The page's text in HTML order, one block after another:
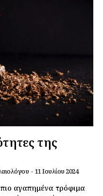
τώρα!
της
- 11 Ιουλίου 2024
αγαπημένα τρόφιμα